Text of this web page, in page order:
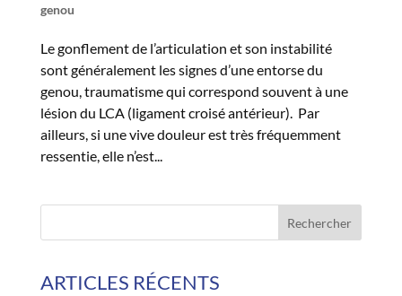
genou
Le gonflement de l’articulation et son instabilité
sont généralement les signes d’une entorse du
genou, traumatisme qui correspond souvent à une
lésion du LCA (ligament croisé antérieur). Par
ailleurs, si une vive douleur est très fréquemment
ressentie, elle n’est...
ARTICLES RÉCENTS